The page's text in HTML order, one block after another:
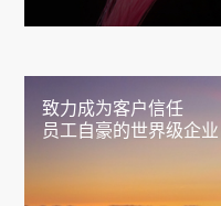
致力成为客户信任
员工自豪的世界级企业